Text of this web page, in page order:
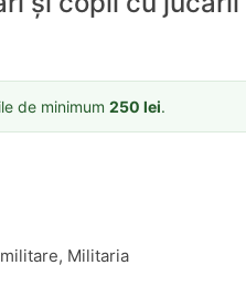
de minimum 250 lei.
, Militaria